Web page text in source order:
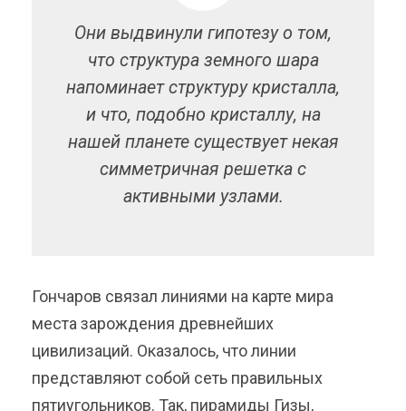
Они выдвинули гипотезу о том,
что структура земного шара
напоминает структуру кристалла,
и что, подобно кристаллу, на
нашей планете существует некая
симметричная решетка с
активными узлами.
Гончаров связал линиями на карте мира
места зарождения древнейших
цивилизаций. Оказалось, что линии
представляют собой сеть правильных
пятиугольников. Так, пирамиды Гизы,